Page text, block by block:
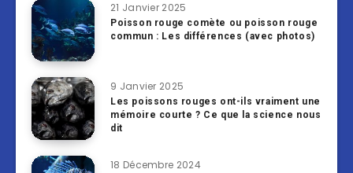
21 Janvier 2025
Poisson rouge comète ou poisson rouge
commun : Les différences (avec photos)
9 Janvier 2025
Les poissons rouges ont-ils vraiment une
mémoire courte ? Ce que la science nous
dit
18 Décembre 2024